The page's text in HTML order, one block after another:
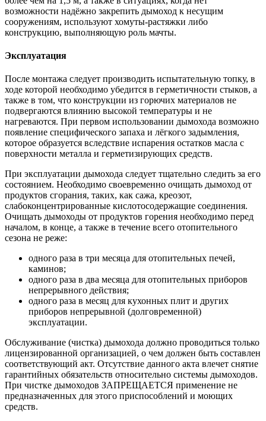
возможности надёжно закрепить дымоход к несущим
сооружениям, используют хомуты-растяжки либо
конструкцию, выполняющую роль мачты.
Эксплуатация
После монтажа следует производить испытательную топку, в
ходе которой необходимо убедится в герметичности стыков, а
также в том, что конструкции из горючих материалов не
подвергаются влиянию высокой температуры и не
нагреваются. При первом использовании дымохода возможно
появление специфического запаха и лёгкого задымления,
которое образуется вследствие испарения остатков масла с
поверхности металла и герметизирующих средств.
При эксплуатации дымохода следует тщательно следить за его
состоянием. Необходимо своевременно очищать дымоход от
продуктов сгорания, таких, как сажа, креозот,
слабоконцентрированные кислотосодержащие соединения.
Очищать дымоходы от продуктов горения необходимо перед
началом, в конце, а также в течение всего отопительного
сезона не реже:
одного раза в три месяца для отопительных печей,
каминов;
одного раза в два месяца для отопительных приборов
непрерывного действия;
одного раза в месяц для кухонных плит и других
приборов непрерывной (долговременной)
эксплуатации.
Обслуживание (чистка) дымохода должно проводиться только
лицензированной организацией, о чем должен быть составлен
соответствующий акт. Отсутствие данного акта влечет снятие
гарантийных обязательств относительно системы дымоходов.
При чистке дымоходов ЗАПРЕЩАЕТСЯ применение не
предназначенных для этого приспособлений и моющих
средств.